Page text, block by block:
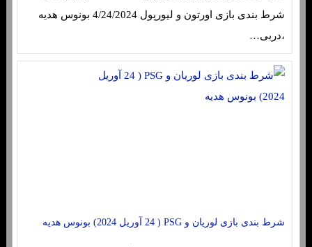
شرط بندی بازی اورتون و لیورپول 4/24/2024 بونوس هدیه
،دربی…
شرط بندی بازی لوریان و PSG ( 24 آوریل 2024) بونوس هدیه